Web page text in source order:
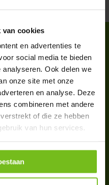
van cookies
en advertenties te
social media te bieden
Ook delen we
onze site met onze
en analyse. Deze
combineren met andere
of die ze hebben
van hun services.